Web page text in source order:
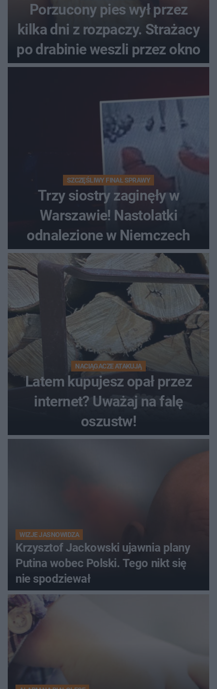
Porzucony pies wył przez
kilka dni z rozpaczy. Strażacy
po drabinie weszli przez okno
SZCZĘŚLIWY FINAŁ SPRAWY
Trzy siostry zaginęły w
Warszawie! Nastolatki
odnalezione w Niemczech
NACIĄGACZE ATAKUJĄ
Latem kupujesz opał przez
internet? Uważaj na falę
oszustw!
WIZJE JASNOWIDZA
Krzysztof Jackowski ujawnia plany
Putina wobec Polski. Tego nikt się
nie spodziewał